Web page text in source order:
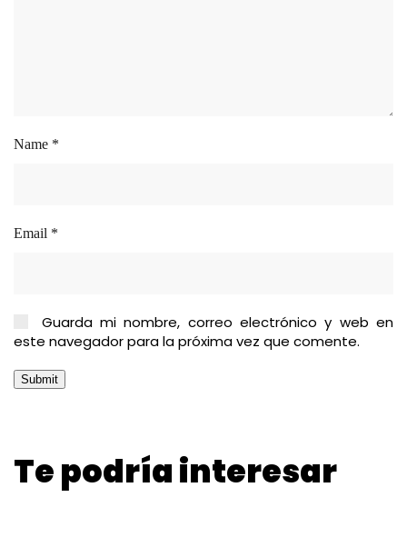
Name *
Email *
Guarda mi nombre, correo electrónico y web en
este navegador para la próxima vez que comente.
Te podría interesar